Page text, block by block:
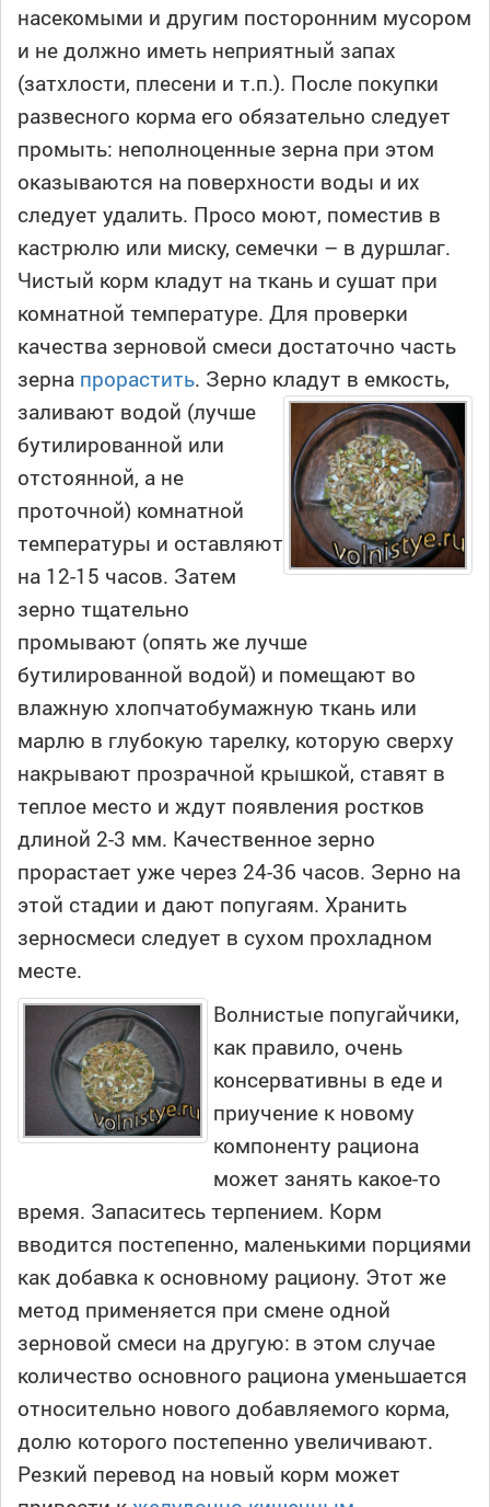
насекомыми и другим посторонним мусором
и не должно иметь неприятный запах
(затхлости, плесени и т.п.). После покупки
развесного корма его обязательно следует
промыть: неполноценные зерна при этом
оказываются на поверхности воды и их
следует удалить. Просо моют, поместив в
кастрюлю или миску, семечки – в дуршлаг.
Чистый корм кладут на ткань и сушат при
комнатной температуре. Для проверки
качества зерновой смеси достаточно часть
зерна прорастить. Зерно кладут в емкость,
заливают водой (лучше
бутилированной или
отстоянной, а не
проточной) комнатной
температуры и оставляют
на 12-15 часов. Затем
зерно тщательно
промывают (опять же лучше
бутилированной водой) и помещают во
влажную хлопчатобумажную ткань или
марлю в глубокую тарелку, которую сверху
накрывают прозрачной крышкой, ставят в
теплое место и ждут появления ростков
длиной 2-3 мм. Качественное зерно
прорастает уже через 24-36 часов. Зерно на
этой стадии и дают попугаям. Хранить
зерносмеси следует в сухом прохладном
месте.
Волнистые попугайчики,
как правило, очень
консервативны в еде и
приучение к новому
компоненту рациона
может занять какое-то
время. Запаситесь терпением. Корм
вводится постепенно, маленькими порциями
как добавка к основному рациону. Этот же
метод применяется при смене одной
зерновой смеси на другую: в этом случае
количество основного рациона уменьшается
относительно нового добавляемого корма,
долю которого постепенно увеличивают.
Резкий перевод на новый корм может